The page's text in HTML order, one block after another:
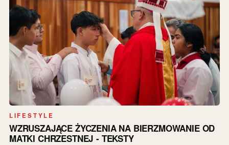
LIFESTYLE
WZRUSZAJĄCE ŻYCZENIA NA BIERZMOWANIE OD
MATKI CHRZESTNEJ - TEKSTY